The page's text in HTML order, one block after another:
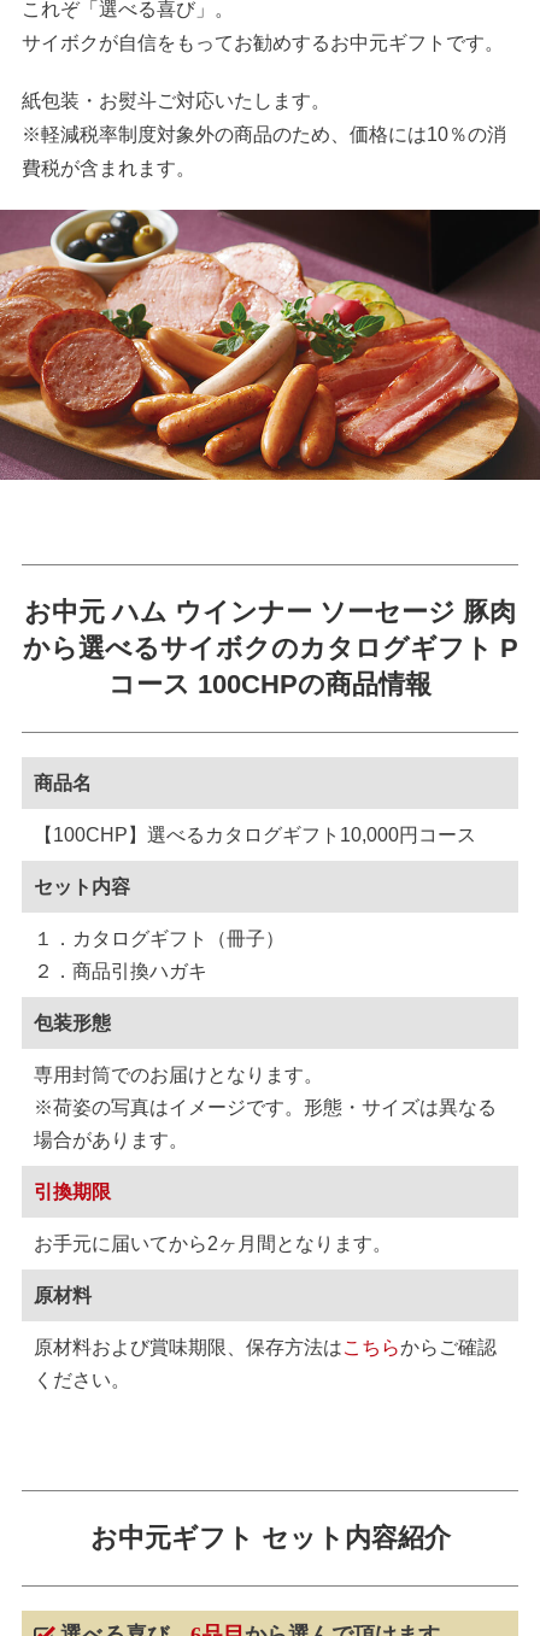
これぞ「選べる喜び」。
サイボクが自信をもってお勧めするお中元ギフトです。
紙包装・お熨斗ご対応いたします。
※軽減税率制度対象外の商品のため、価格には10％の消
費税が含まれます。
お中元 ハム ウインナー ソーセージ 豚肉
から選べるサイボクのカタログギフト P
コース 100CHPの商品情報
商品名
【100CHP】選べるカタログギフト10,000円コース
セット内容
１．カタログギフト（冊子）
２．商品引換ハガキ
包装形態
専用封筒でのお届けとなります。
※荷姿の写真はイメージです。形態・サイズは異なる
場合があります。
引換期限
お手元に届いてから2ヶ月間となります。
原材料
原材料および賞味期限、保存方法はこちらからご確認
ください。
お中元ギフト セット内容紹介